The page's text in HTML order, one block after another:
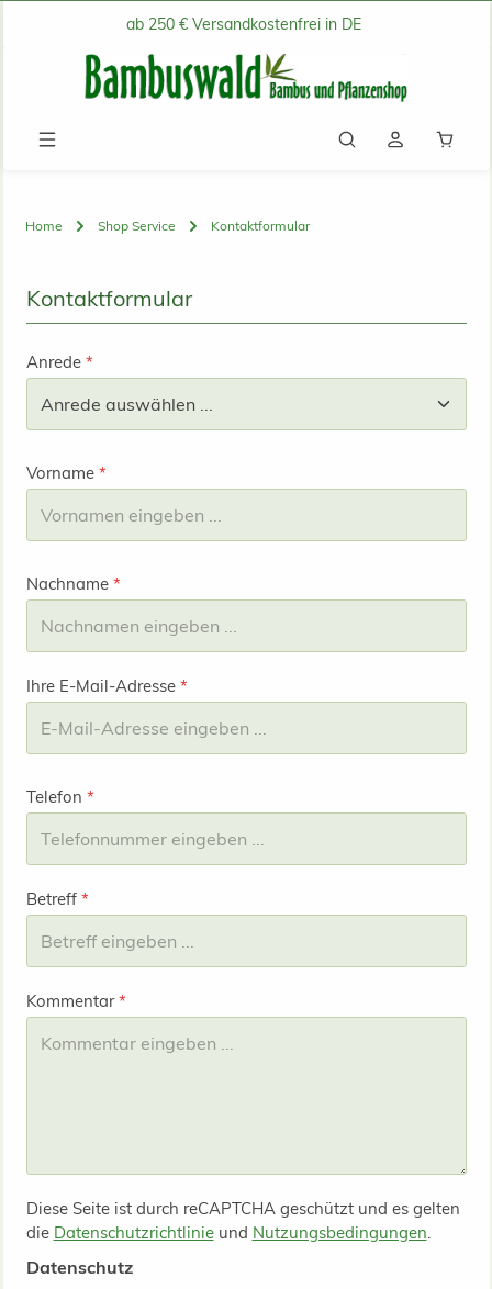
Zum Hauptinhalt springenab 250 € Versandkostenfrei in DE
Home Shop Service Kontaktformular
Kontaktformular
Anrede *
Vorname *
Nachname *
Ihre E-Mail-Adresse *
Telefon *
Betreff *
Kommentar*
Diese Seite ist durch reCAPTCHA geschützt und es gelten
die Datenschutzrichtlinieund Nutzungsbedingungen
Datenschutz